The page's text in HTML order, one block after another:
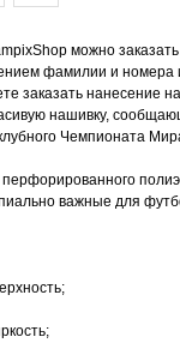
можно
фамилии и номера
заказать нанесение
нашивку,
Чемпионата
важные для